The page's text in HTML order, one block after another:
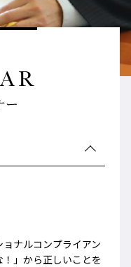
ー
ナルコンプライアン
」から正しいことを